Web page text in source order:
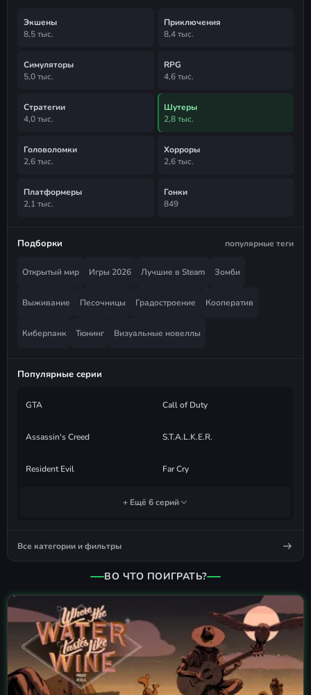
Экшены
8,5 тыс.
Приключения
8,4 тыс.
Симуляторы
5,0 тыс.
RPG
4,6 тыс.
Стратегии
4,0 тыс.
Шутеры
2,8 тыс.
Головоломки
2,6 тыс.
Хорроры
2,6 тыс.
Платформеры
2,1 тыс.
Гонки
849
Подборки популярные теги
Открытый мир Игры 2026 Лучшие в Steam Зомби
Выживание Песочницы Градостроение Кооператив
Киберпанк Тюнинг Визуальные новеллы
Популярные серии
GTA Call of Duty
Assassin's Creed S.T.A.L.K.E.R.
Resident Evil Far Cry
+ Ещё 6 серий
Все категории и фильтры
ВО ЧТО ПОИГРАТЬ?